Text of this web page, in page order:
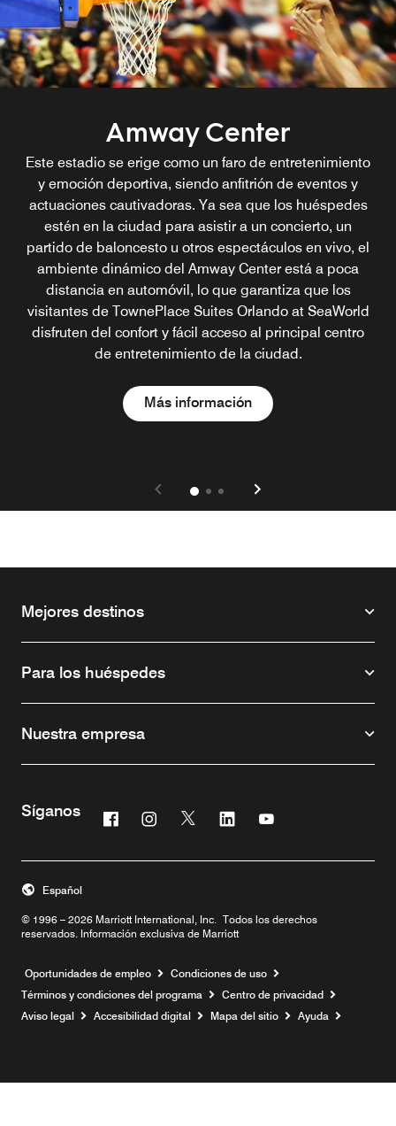
Amway Center
Este estadio se erige como un faro de entretenimiento
y emoción deportiva, siendo anfitrión de eventos y
actuaciones cautivadoras. Ya sea que los huéspedes
estén en la ciudad para asistir a un concierto, un
partido de baloncesto u otros espectáculos en vivo, el
ambiente dinámico del Amway Center está a poca
distancia en automóvil, lo que garantiza que los
visitantes de TownePlace Suites Orlando at SeaWorld
disfruten del confort y fácil acceso al principal centro
de entretenimiento de la ciudad.
Más informaciónOpen in New Tab
Mejores destinos
Para los huéspedes
Nuestra empresa
Síganos Facebook
Abre una ventana nueva
Instagram
Abre una ventana nueva
Twitter
Abre una ventana nueva
Linkedin
Abre una ventana nueva
Abre una ventana
© 1996 – 2026 Marriott International, Inc. Todos los derechos
reservados. Información exclusiva de Marriott
Español
Oportunidades de empleo Abre una ventana nueva
Condiciones de uso
Términos y condiciones del programa
Centro de privacidad
Aviso legal
Accesibilidad digital Mapa del sitio Ayuda